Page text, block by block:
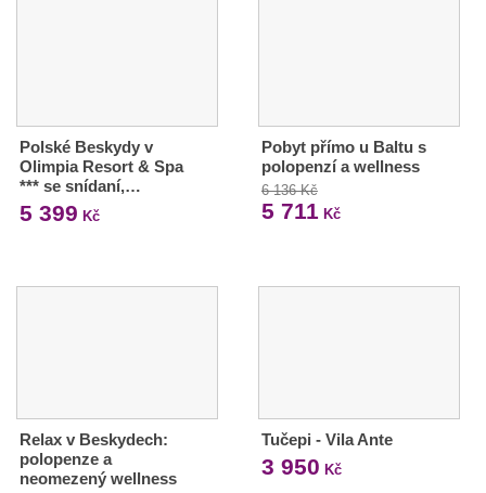
Polské Beskydy v
Olimpia Resort & Spa
*** se snídaní,…
5 399 Kč
Pobyt přímo u Baltu s
polopenzí a wellness
6 136 Kč
5 711 Kč
Relax v Beskydech:
polopenze a
neomezený wellness
Tučepi - Vila Ante
3 950 Kč